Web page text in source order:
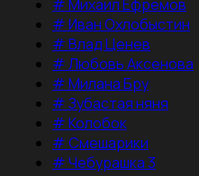
#Михаил Ефремов
#Иван Охлобыстин
#Влад Ценев
#Любовь Аксенова
#Милана Бру
#Зубастая няня
#Колобок
#Смешарики
#Чебурашка 3